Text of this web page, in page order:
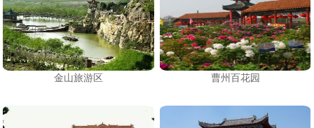
金山旅游区 曹州百花园